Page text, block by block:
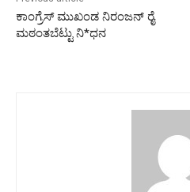
ಕಾಂಗ್ರೆಸ್ ಮುಖಂಡ ನಿರಂಜನ್ ರೈ
ಮಠಂತಬೆಟ್ಟು ನಿ*ಧನ